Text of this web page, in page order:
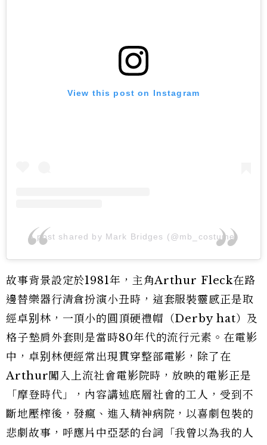
View this post on Instagram
A post shared by Mark Bridges (@mb_costume)
故事背景設定於1981年，主角Arthur Fleck在路
邊替樂器行清倉扮演小丑時，這套服裝靈感正是取
經卓别林，一頂小的圓頂硬禮帽（Derby hat）及
格子墊肩外套則是當時80年代的流行元素。在電影
中，卓别林便經常出現貫穿整部電影，除了在
Arthur闖入上流社會電影院時，放映的電影正是
「摩登時代」，內容講述底層社會的工人，受到不
斷地壓榨後，發瘋、進入精神病院，以喜劇包裝的
悲劇故事，呼應片中亞瑟的台詞「我曾以為我的人